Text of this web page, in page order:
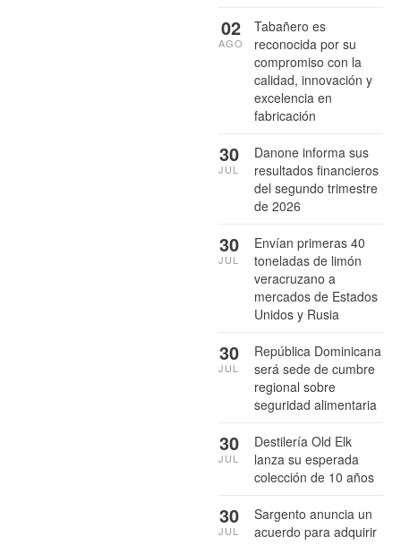
Tabañero es
reconocida por su
compromiso con la
calidad, innovación y
excelencia en
fabricación
02
AGO
Danone informa sus
resultados financieros
del segundo trimestre
de 2026
30
JUL
Envían primeras 40
toneladas de limón
veracruzano a
mercados de Estados
Unidos y Rusia
30
JUL
República Dominicana
será sede de cumbre
regional sobre
seguridad alimentaria
30
JUL
Destilería Old Elk
lanza su esperada
colección de 10 años
30
JUL
Sargento anuncia un
acuerdo para adquirir
30
JUL